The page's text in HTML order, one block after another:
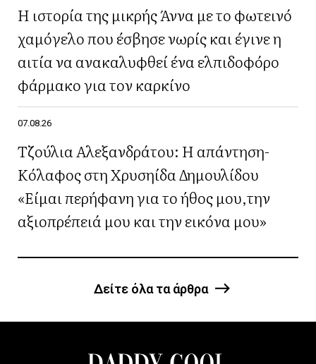
Η ιστορία της μικρής Άννα με το φωτεινό
χαμόγελο που έσβησε νωρίς και έγινε η
αιτία να ανακαλυφθεί ένα ελπιδοφόρο
φάρμακο για τον καρκίνο
07.08.26
Τζούλια Αλεξανδράτου: Η απάντηση-
Κόλαφος στη Χρυσηίδα Δημουλίδου
«Είμαι περήφανη για το ήθος μου,την
αξιοπρέπειά μου και την εικόνα μου»
Δείτε όλα τα άρθρα